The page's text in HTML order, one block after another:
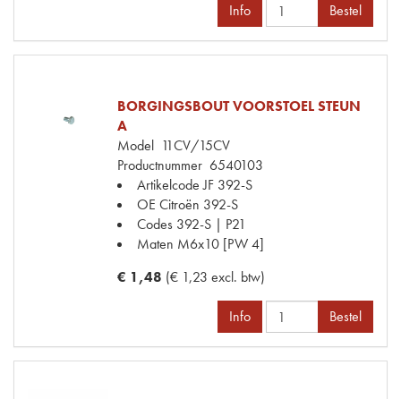
Info Bestel
BORGINGSBOUT VOORSTOEL STEUN
A
Model 11CV/15CV
Productnummer 6540103
Artikelcode JF 392-S
OE Citroën 392-S
Codes 392-S | P21
Maten M6x10 [PW 4]
€ 1,48 (€ 1,23 excl. btw)
Info Bestel